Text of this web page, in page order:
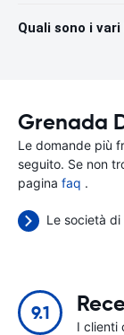
Quali sono i
Grenada
Le domande più
seguito. Se non
pagina faq .
Le società
9.1
I clienti